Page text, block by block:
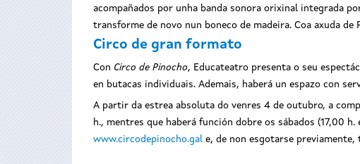
acompañados por unha banda sonora orixinal integrada
transforme de novo nun boneco de madeira. Coa axuda
Circo de gran formato
Con Circo de Pinocho, Educateatro presenta o seu
en butacas individuais. Ademais, haberá un espazo con
A partir da estrea absoluta do venres 4 de outubro, a
h., mentres que haberá función dobre os sábados (17,00
www.circodepinocho.gal e, de non esgotarse previamente,